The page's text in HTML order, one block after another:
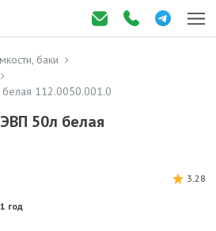
баки
112.0050.001.0
50л белая
1 год
3.28